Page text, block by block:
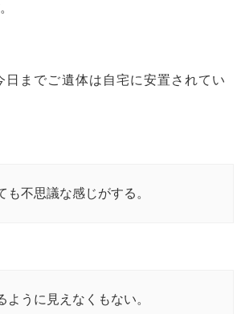
日までご遺体は自宅に安置されてい
も不思議な感じがする。
ように見えなくもない。